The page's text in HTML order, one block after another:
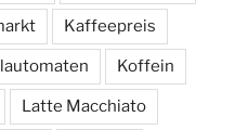
Kaffeepreis
Koffein
Latte Macchiato